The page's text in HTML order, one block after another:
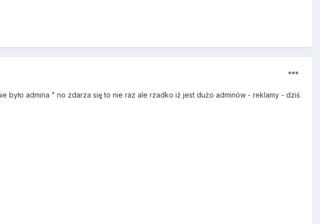
było admina " no zdarza się to nie raz ale rzadko iż jest dużo adminów - reklamy - dziś